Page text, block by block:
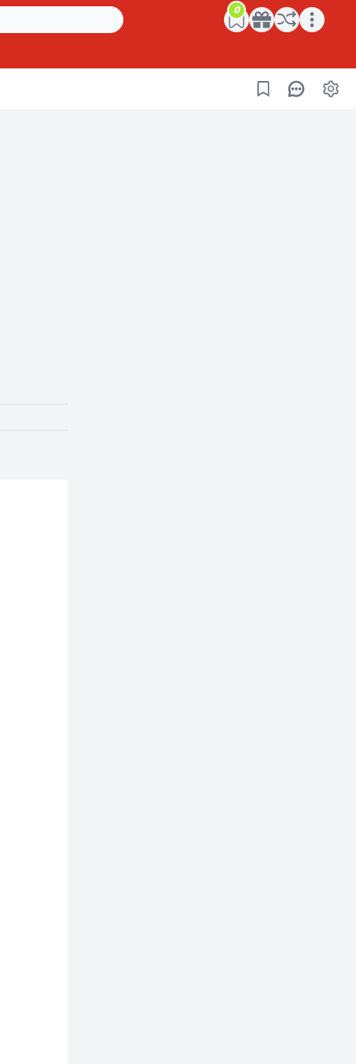
Open main menu
0